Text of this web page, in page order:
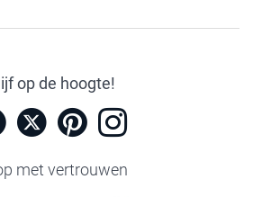
op de hoogte!
met vertrouwen